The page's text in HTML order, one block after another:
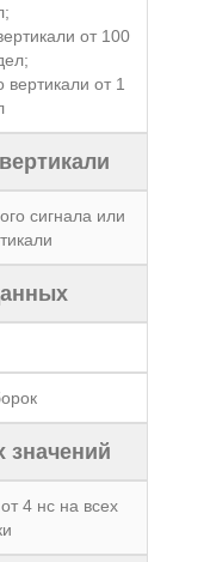
от 100
вертикали от 1
сигнала или
значений
4 нс на всех